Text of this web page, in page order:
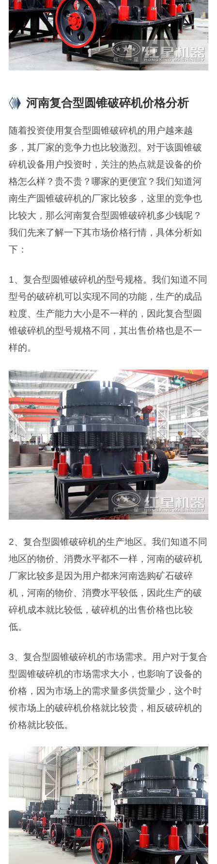
河南复合型圆锥破碎机价格分析
随着投资使用复合型圆锥破碎机的用户越来越
多，其厂家的竞争力也比较激烈。对于该圆锥破
碎机设备用户投资时，关注的热点就是设备的价
格怎么样？贵不贵？哪家的更便宜？我们知道河
南生产圆锥破碎机的厂家比较多，这里的竞争也
比较大，那么河南复合型圆锥破碎机多少钱呢？
我们先来了解一下其市场价格行情，具体分析如
下：
1、复合型圆锥破碎机的型号规格。我们知道不同
型号的破碎机可以实现不同的功能，生产的成品
粒度、生产能力大小是不一样的，因此复合型圆
锥破碎机的型号规格不同，其出售价格也是不一
样的。
2、复合型圆锥破碎机的生产地区。我们知道不同
地区的物价、消费水平都不一样，河南的破碎机
厂家比较多是因为用户都来河南选购矿石破碎
机，河南的物价、消费水平较低，因此生产的破
碎机成本就比较低，破碎机的出售价格也比较
低。
3、复合型圆锥破碎机的市场需求。用户对于复合
型圆锥破碎机的市场需求大小，也影响了设备的
价格，因为市场上的需求量多供货量少，这个时
候市场上的破碎机价格就比较贵，相反破碎机的
价格就比较低。